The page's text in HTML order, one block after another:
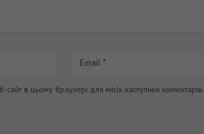
в цьому браузері для моїх наступних коментарів.